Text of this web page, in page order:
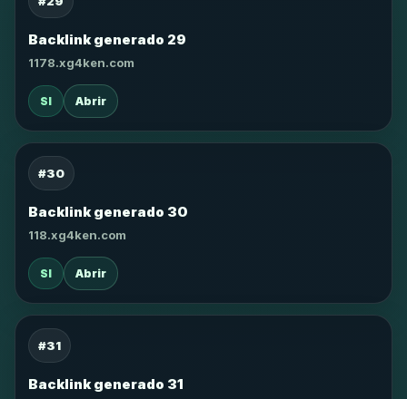
Backlink generado 29
1178.xg4ken.com
SI Abrir
#30
Backlink generado 30
118.xg4ken.com
SI Abrir
#31
Backlink generado 31